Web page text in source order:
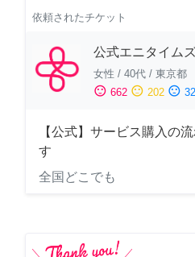
依頼されたチケット
公式エニタイム
女性 / 40代 / 東京都
sentiment_satisfied 662 sentiment_neutral 202 sentiment_dissatisfied 32
【公式】サービス購入の
す
全国どこでも